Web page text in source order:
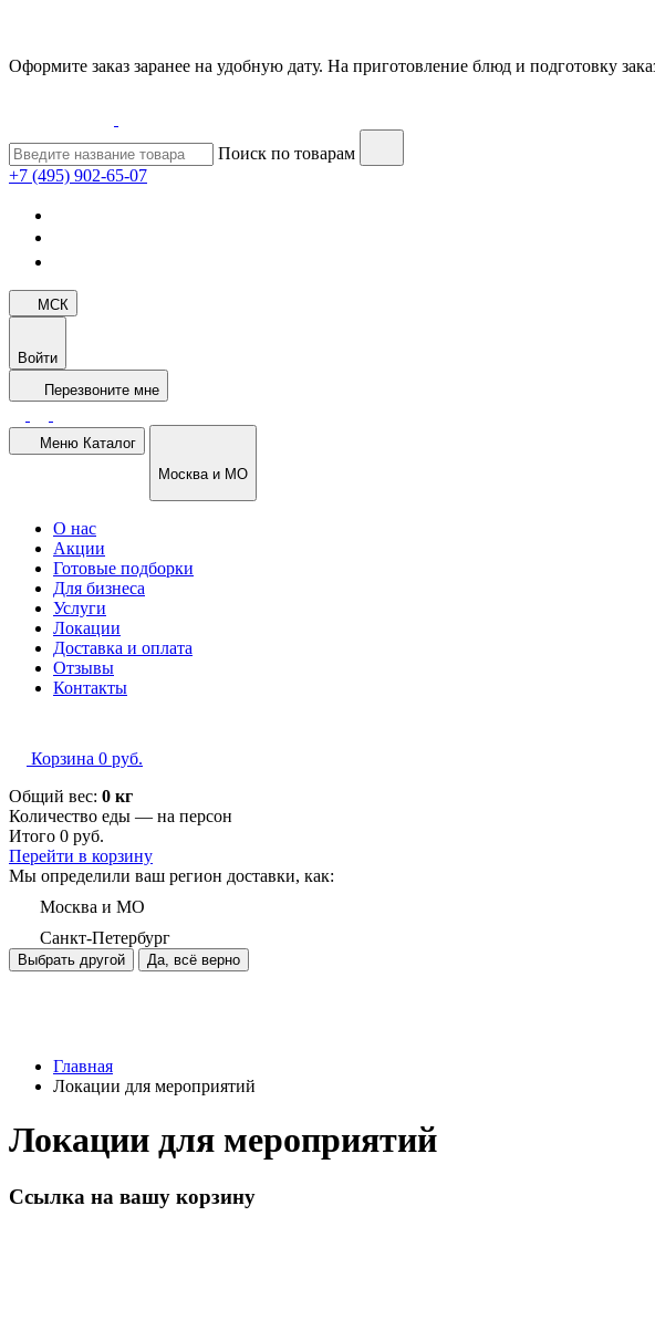
Оформите заказ заранее на удобную дату. На приготовление блюд и подготовку
Поиск по товарам
+7 (495) 902-65-07
МСК
Войти
Перезвоните мне
Меню Каталог
Москва и МО
О нас
Акции
Готовые подборки
Для бизнеса
Услуги
Локации
Доставка и оплата
Отзывы
Контакты
Корзина 0 руб.
Общий вес: 0 кг
Количество еды — на персон
Итого 0 руб.
Перейти в корзину
Мы определили ваш регион доставки, как:
Москва и МО
Санкт-Петербург
Выбрать другой Да, всё верно
Главная
Локации для мероприятий
Локации для мероприятий
Ссылка на вашу корзину